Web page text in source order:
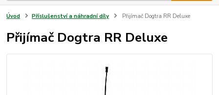
Úvod Příslušenství a náhradní díly Přijímač Dogtra RR Deluxe
Přijímač Dogtra RR Deluxe